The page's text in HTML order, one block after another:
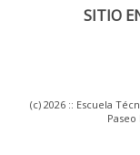
SITIO
(c) 2026 :: Escuela